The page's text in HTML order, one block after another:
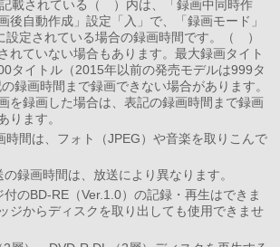
載されている（ ）内は、「録画中同時作
後自動作成」設定「入」で、「録画モード」
設定されている場合の録画時間です。（ ）
れていない場合もあります。最大録画タイト
タイトル（2015年以前の発売モデルは999タ
録画時間まで録画できない場合があります。
を録画した場合は、表記の録画時間まで録画
ります。
間は、フォト（JPEG）や音楽を取りこんで
録画時間は、放送により異なります。
のBD-RE（Ver.1.0）の記録・再生はできま
ジからディスクを取り出しても使用できませ